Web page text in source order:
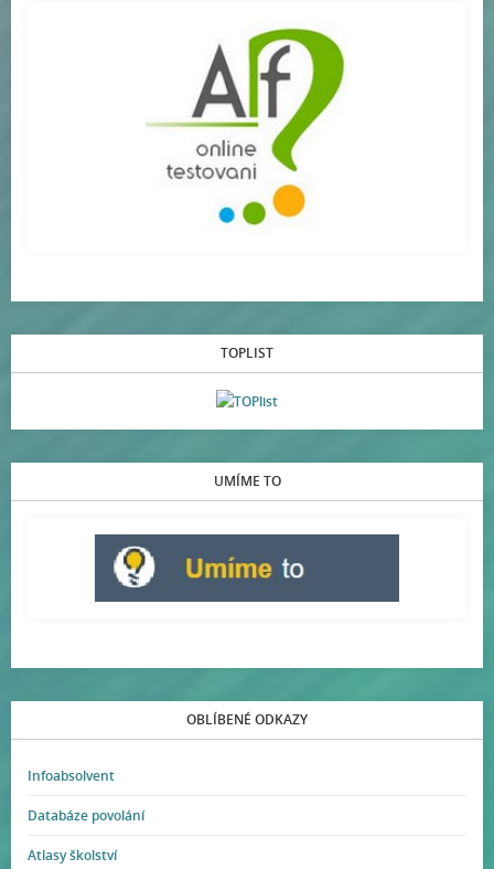
TOPLIST
UMÍME TO
OBLÍBENÉ ODKAZY
Infoabsolvent
Databáze povolání
Atlasy školství